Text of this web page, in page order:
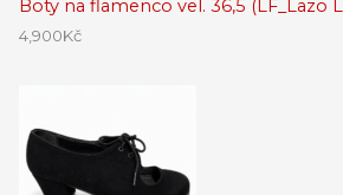
Boty na flamenco vel. 36,5 (LF_Lazo
4,900Kč